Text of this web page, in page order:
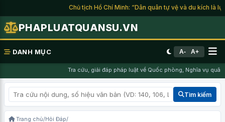
Chủ tịch Hồ Chí Minh: “Dân quân tự vệ và du kích là
PHAPLUATQUANSU.VN
DANH MỤC A- A+
Tra cứu, giải đáp pháp luật về Quốc phòng, Nghĩa vụ quân
Tìm kiếm
Trang chủ/Hỏi Đáp/